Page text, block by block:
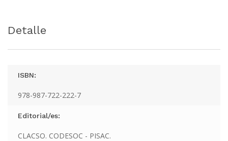
Detalle
ISBN:
978-987-722-222-7
Editorial/es:
CLACSO. CODESOC - PISAC.